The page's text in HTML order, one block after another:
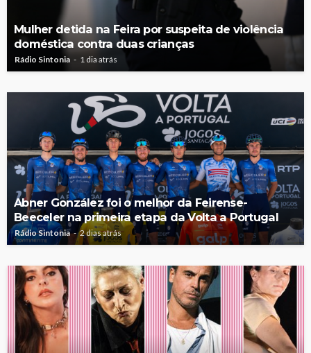
Mulher detida na Feira por suspeita de violência
doméstica contra duas crianças
Rádio Sintonia 1 dia atrás
Abner González foi o melhor da Feirense-
Beeceler na primeira etapa da Volta a Portugal
Rádio Sintonia 2 dias atrás